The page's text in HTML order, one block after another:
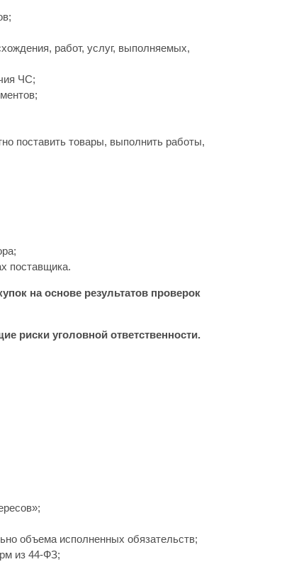
работ, услуг, выполняемых,
ЧС;
поставить товары, выполнить работы,
поставщика.
на основе результатов проверок
риски уголовной ответственности.
объема исполненных обязательств;
из 44-ФЗ;